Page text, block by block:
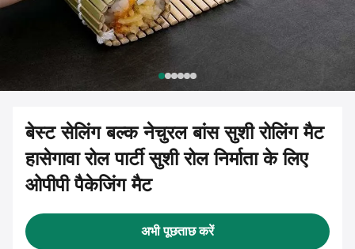
बेस्ट सेलिंग बल्क नेचुरल बांस सुशी रोलिंग मैट
हासेगावा रोल पार्टी सुशी रोल निर्माता के लिए
ओपीपी पैकेजिंग मैट
अभी पूछताछ करें